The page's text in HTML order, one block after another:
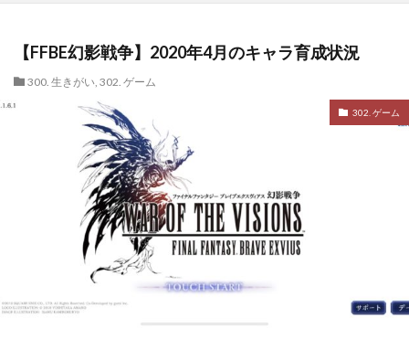
【FFBE幻影戦争】2020年4月のキャラ育成状況
300. 生きがい, 302. ゲーム
302. ゲーム